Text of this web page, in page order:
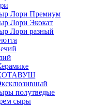
Лори Премиум
Лори Экокат
Лори разный
полутведые
сыры